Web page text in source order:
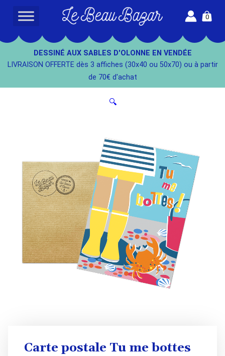
L
e
B
e
a
u
B
a
r
-
0
DESSINÉ AUX SABLES D'OLONNE EN VENDÉE
LIVRAISON OFFERTE dès 3 affiches (30x40 ou 50x70) ou à partir
de 70€ d'achat
🔍
Carte postale Tu me bottes